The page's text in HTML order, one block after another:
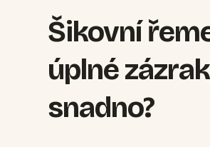
Šikovní
úplné
snadno?